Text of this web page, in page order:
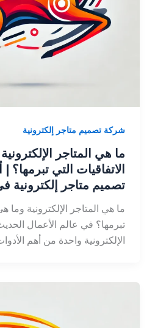
شركة تصميم متاجر إلكترونية
ما هي المتاجر الإلكترونية
الاتفاقيات التي تبرمها؟
تصميم متاجر إلكترونية
ما هي المتاجر الإلكترونية وما هي
تبرمها؟ في عالم الأعمال
الإلكترونية واحدة من أهم الأدوات